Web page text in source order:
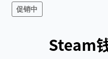
商店
促销中